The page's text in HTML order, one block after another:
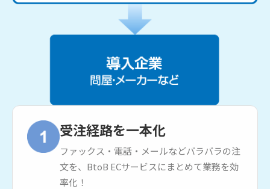
受注経路を一本化
ファックス・電話・メールなどバラバラの注
文を、BtoB ECサービスにまとめて業務を効
率化！